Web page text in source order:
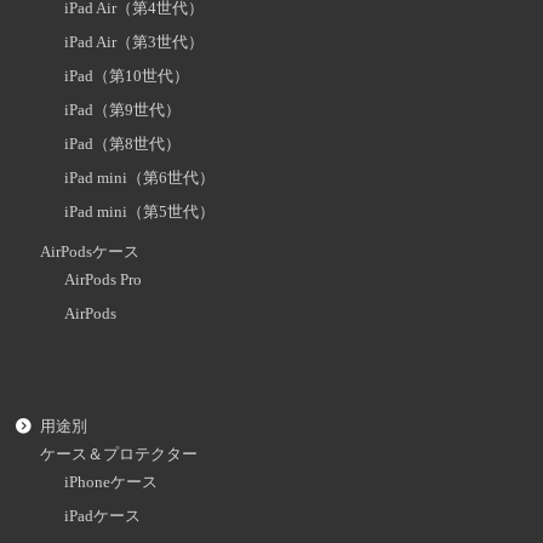
iPad Air（第4世代）
iPad Air（第3世代）
iPad（第10世代）
iPad（第9世代）
iPad（第8世代）
iPad mini（第6世代）
iPad mini（第5世代）
AirPodsケース
AirPods Pro
AirPods
用途別
ケース＆プロテクター
iPhoneケース
iPadケース